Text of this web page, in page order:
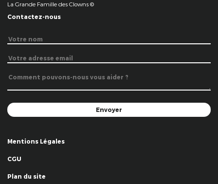
La Grande Famille des Clowns ©
Contactez-nous
Mentions Légales
CGU
Plan du site